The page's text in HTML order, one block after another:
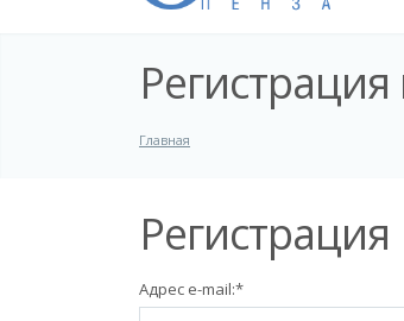
Главная
Регистрация
Адрес e-mail:*